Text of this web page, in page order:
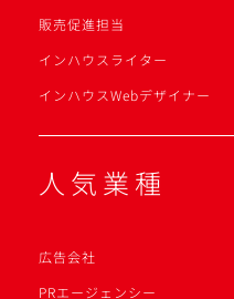
販売促進担当
インハウスライター
インハウスWebデザイナー
人気業種
広告会社
PRエージェンシー